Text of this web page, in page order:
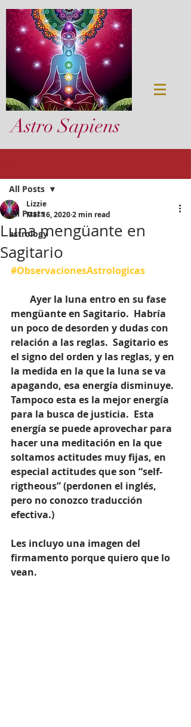
Astro Sapiens
All Posts
astrology
All Posts
Luna mengüante en
Sagitario
Lizzie
Mar 16, 20202 min read
#ObservacionesAstrologicas
mengüante en Sagitario.  Habría
un poco de desorden y dudas con
relación a las reglas.  Sagitario es
el signo del orden y las reglas, y en
la medida en la que la luna se va
apagando, esa energía disminuye.
Tampoco esta es la mejor energía
para la busca de justicia.  Esta
energía se puede aprovechar para
hacer una meditación en la que
soltamos actitudes muy fijas, en
especial actitudes que son “self-
rigtheous” (perdonen el inglés,
pero no conozco traducción
efectiva.)
Les incluyo una imagen del
firmamento porque quiero que lo
vean.